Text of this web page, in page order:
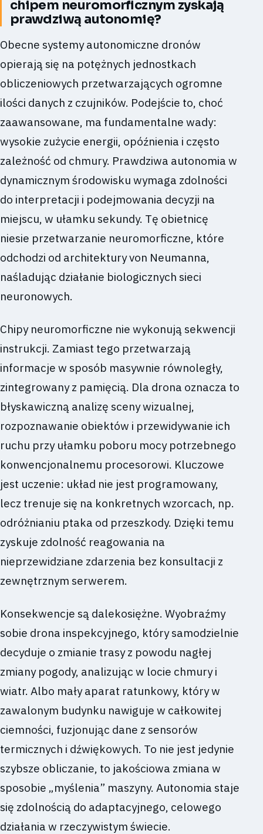
chipem neuromorficznym zyskają
prawdziwą autonomię?
Obecne systemy autonomiczne dronów
opierają się na potężnych jednostkach
obliczeniowych przetwarzających ogromne
ilości danych z czujników. Podejście to, choć
zaawansowane, ma fundamentalne wady:
wysokie zużycie energii, opóźnienia i często
zależność od chmury. Prawdziwa autonomia w
dynamicznym środowisku wymaga zdolności
do interpretacji i podejmowania decyzji na
miejscu, w ułamku sekundy. Tę obietnicę
niesie przetwarzanie neuromorficzne, które
odchodzi od architektury von Neumanna,
naśladując działanie biologicznych sieci
neuronowych.
Chipy neuromorficzne nie wykonują sekwencji
instrukcji. Zamiast tego przetwarzają
informacje w sposób masywnie równoległy,
zintegrowany z pamięcią. Dla drona oznacza to
błyskawiczną analizę sceny wizualnej,
rozpoznawanie obiektów i przewidywanie ich
ruchu przy ułamku poboru mocy potrzebnego
konwencjonalnemu procesorowi. Kluczowe
jest uczenie: układ nie jest programowany,
lecz trenuje się na konkretnych wzorcach, np.
odróżnianiu ptaka od przeszkody. Dzięki temu
zyskuje zdolność reagowania na
nieprzewidziane zdarzenia bez konsultacji z
zewnętrznym serwerem.
Konsekwencje są dalekosiężne. Wyobraźmy
sobie drona inspekcyjnego, który samodzielnie
decyduje o zmianie trasy z powodu nagłej
zmiany pogody, analizując w locie chmury i
wiatr. Albo mały aparat ratunkowy, który w
zawalonym budynku nawiguje w całkowitej
ciemności, fuzjonując dane z sensorów
termicznych i dźwiękowych. To nie jest jedynie
szybsze obliczanie, to jakościowa zmiana w
sposobie „myślenia” maszyny. Autonomia staje
się zdolnością do adaptacyjnego, celowego
działania w rzeczywistym świecie.